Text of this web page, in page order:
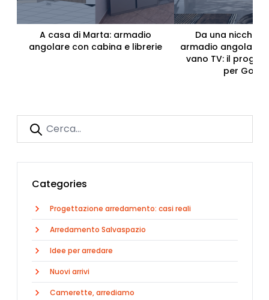
Categories
Progettazione arredamento: casi reali
Arredamento Salvaspazio
Idee per arredare
Nuovi arrivi
Camerette, arrediamo
A casa di Marta: armadio
angolare con cabina e librerie
Da una nicchia
armadio angolare
vano TV: il
per